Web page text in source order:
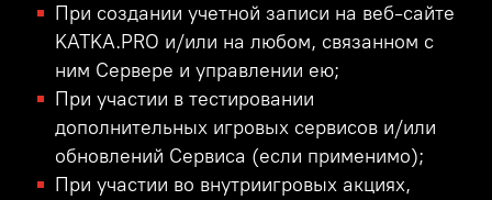
При создании учетной записи на веб-сайте
KATKA.PRO и/или на любом, связанном с
ним Сервере и управлении ею;
При участии в тестировании
дополнительных игровых сервисов и/или
обновлений Сервиса (если применимо);
При участии во внутриигровых акциях,